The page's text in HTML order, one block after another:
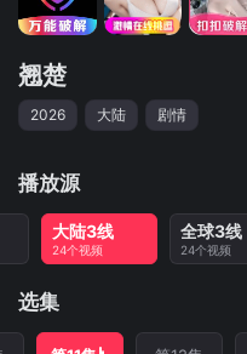
翘楚
2026 大陆 剧情
播放源
大陆3线
24个视频
全球3线
24个视频
选集